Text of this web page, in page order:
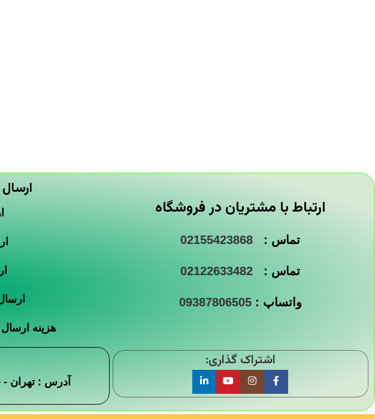
ارتباط با مشتریان در فروشگاه
تماس : 02155423868
تماس : 02122633482
واتساپ :09387806505
هزینه
اشتراک گذاری:
آدرس : تهران -